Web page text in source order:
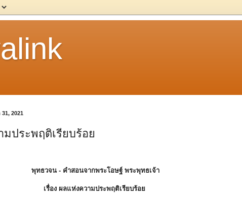
2021
ประพฤติเรียบร้อย
พุทธวจน - คําสอนจากพระโอษฐ์ พระพุทธเจ้า
เรื่อง ผลแห่งความประพฤติเรียบร้อย